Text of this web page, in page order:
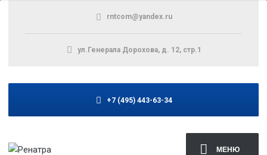
МЕНЮ
rntcom@yandex.ru
ул.Генерала Дорохова, д. 12, стр.1
+7 (495) 443-63-34